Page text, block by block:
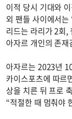
이적 당시 기대와
외 팬들 사이에서는
리드는 라리가 2회,
아자르 개인의 존
아자르는 2023년
카이스포츠에 따르
상을 치른 뒤 프로
“적절한 때 멈춰야